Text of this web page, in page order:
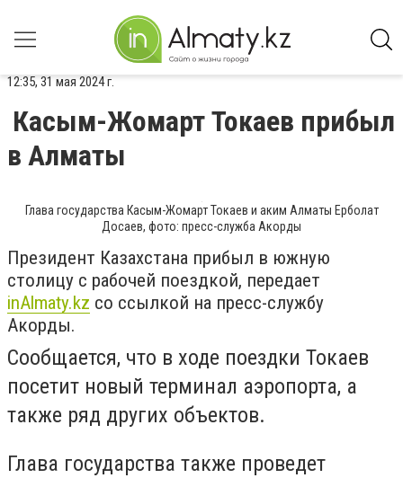
12:35, 31 мая 2024 г.
Касым-Жомарт Токаев прибыл
в Алматы
Глава государства Касым-Жомарт Токаев и аким Алматы Ерболат
Досаев, фото: пресс-служба Акорды
Президент Казахстана прибыл в южную
столицу с рабочей поездкой, передает
inAlmaty.kz со ссылкой на пресс-службу
Акорды.
Сообщается, что в ходе поездки Токаев
посетит новый терминал аэропорта, а
также ряд других объектов.
Глава государства также проведет